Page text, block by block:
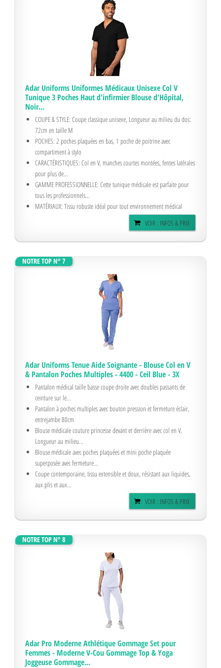
Adar Uniforms Uniformes Médicaux Unisexe Col V
Tunique 3 Poches Haut d'infirmier Blouse d'Hôpital,
Noir...
COUPE & STYLE: Coupe classique unisexe, Longueur au milieu du dos:
72cm en taille M
POCHES: 2 poches plaquées en bas, 1 poche de poitrine avec
compartiment à stylo
CARACTÉRISTIQUES: Col en V, manches courtes montées, fentes latérales
pour plus de...
GAMME PROFESSIONNELLE: Cette tunique médicale est parfaite pour
tous les professionnels...
MATÉRIAUX: Tissu robuste idéal pour tout environnement médical
VOIR : INFOS & PRIX
NOTRE TOP N° 7
Adar Uniforms Tenue Aide Soignante - Blouse Col en V
& Pantalon Poches Multiples - 4400 - Ceil Blue - 3X
Pantalon médical taille basse coupe droite avec doubles passants de
ceinture sur le...
Pantalon à poches multiples avec bouton pression et fermeture éclair,
entrejambe 80cm
Blouse médicale couture princesse devant et derrière avec col en V,
Longueur au milieu...
Blouse médicale avec poches plaquées et mini poche plaquée
superposée avec fermeture...
Coupe contemporaine, tissu extensible et doux, résistant aux liquides,
aux plis et aux...
VOIR : INFOS & PRIX
NOTRE TOP N° 8
Adar Pro Moderne Athlétique Gommage Set pour
Femmes - Moderne V-Cou Gommage Top & Yoga
Joggeuse Gommage...